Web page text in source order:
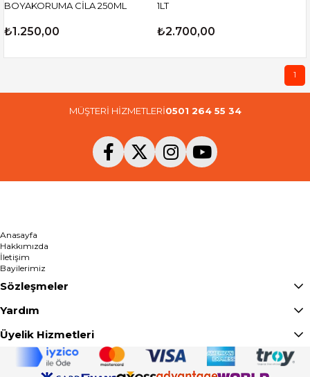
BOYAKORUMA CİLA 250ML
₺1.250,00
1LT
₺2.700,00
1
MÜŞTERİ HİZMETLERİ0501 264 55 34
Anasayfa
Hakkımızda
İletişim
Bayilerimiz
Sözleşmeler
Yardım
Üyelik Hizmetleri